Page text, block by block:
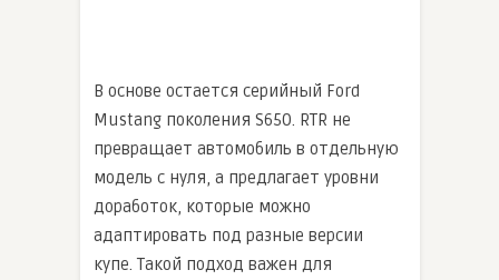
В основе остается серийный Ford
Mustang поколения S650. RTR не
превращает автомобиль в отдельную
модель с нуля, а предлагает уровни
доработок, которые можно
адаптировать под разные версии
купе. Такой подход важен для